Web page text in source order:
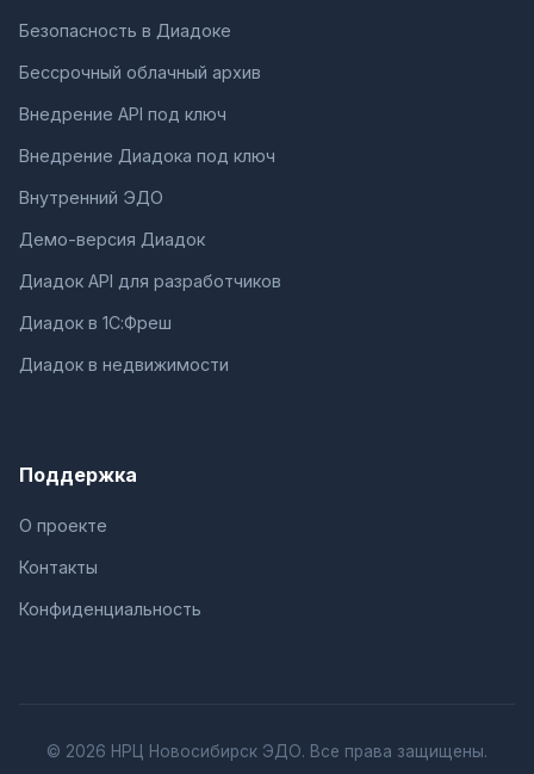
Безопасность в Диадоке
Бессрочный облачный архив
Внедрение API под ключ
Внедрение Диадока под ключ
Внутренний ЭДО
Демо-версия Диадок
Диадок API для разработчиков
Диадок в 1С:Фреш
Диадок в недвижимости
Поддержка
О проекте
Контакты
Конфиденциальность
© 2026 НРЦ Новосибирск ЭДО. Все права защищены.